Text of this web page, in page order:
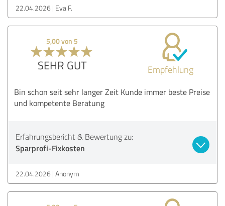
22.04.2026 Eva F.
5,00 von 5
SEHR GUT Empfehlung
Bin schon seit sehr langer Zeit Kunde immer beste Preise
und kompetente Beratung
Erfahrungsbericht & Bewertung zu:
Sparprofi-Fixkosten
22.04.2026 Anonym